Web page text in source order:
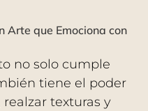
Arte que Emociona con
no solo cumple
tiene el poder
texturas y